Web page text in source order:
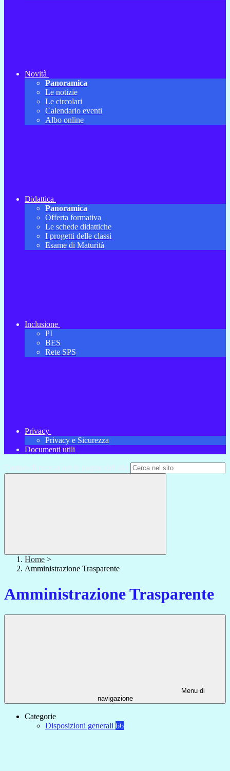
Novità
Panoramica
Le notizie
Le circolari
Calendario eventi
Albo online
Didattica
Panoramica
Offerta formativa
Le schede didattiche
I progetti delle classi
Esame di Maturità
Inclusione
PI
BES
Rete SPS
Privacy
Privacy e Sicurezza
Documenti utili
Campo di ricerca per le pagine del sito
Home >
Amministrazione Trasparente
Amministrazione Trasparente
Menu di
navigazione
Categorie
Disposizioni generali 66